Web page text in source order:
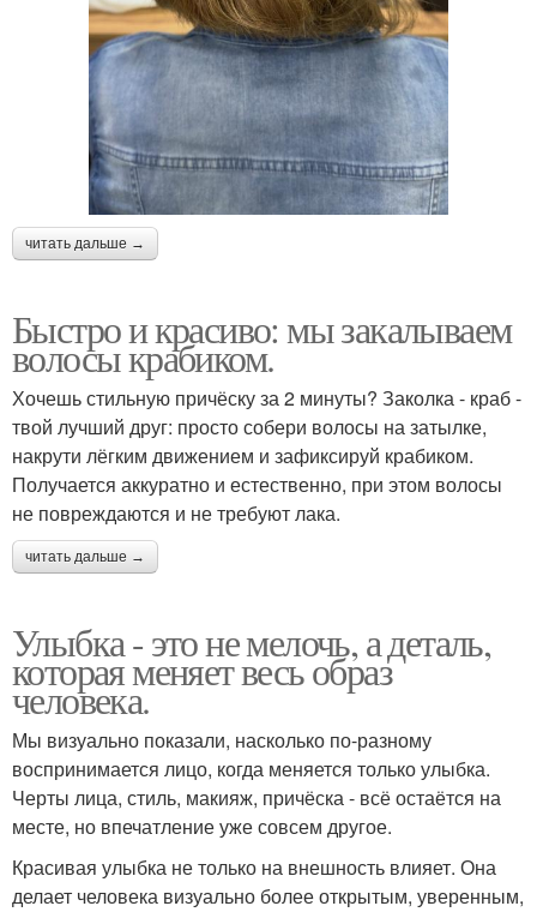
читать дальше →
Быстро и красиво: мы закалываем
волосы крабиком.
Хочешь стильную причёску за 2 минуты? Заколка - краб -
твой лучший друг: просто собери волосы на затылке,
накрути лёгким движением и зафиксируй крабиком.
Получается аккуратно и естественно, при этом волосы
не повреждаются и не требуют лака.
читать дальше →
Улыбка - это не мелочь, а деталь,
которая меняет весь образ
человека.
Мы визуально показали, насколько по-разному
воспринимается лицо, когда меняется только улыбка.
Черты лица, стиль, макияж, причёска - всё остаётся на
месте, но впечатление уже совсем другое.
Красивая улыбка не только на внешность влияет. Она
делает человека визуально более открытым, уверенным,